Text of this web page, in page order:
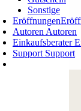
Sonstige
Eröffnungen
Autoren Autoren
Einkaufsberater
Support Support